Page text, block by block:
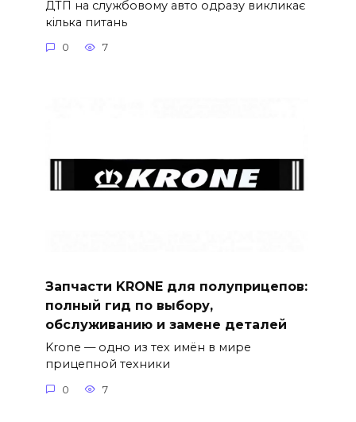
ДТП на службовому авто одразу викликає
кілька питань
0 7
Запчасти KRONE для полуприцепов:
полный гид по выбору,
обслуживанию и замене деталей
Krone — одно из тех имён в мире
прицепной техники
0 7